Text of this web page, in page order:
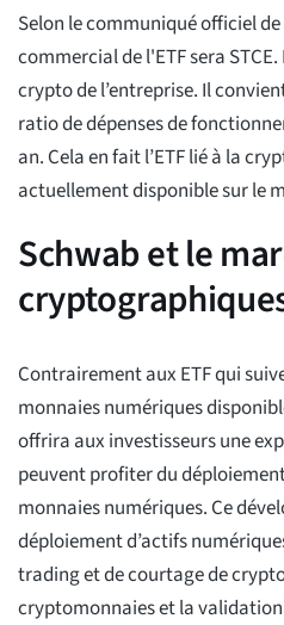
Selon le communiqué officiel
commercial de l'ETF sera
crypto de l’entreprise. Il
ratio de dépenses de
an. Cela en fait l’ETF lié à la
actuellement disponible sur le
Schwab et le
Contrairement aux ETF qui
monnaies numériques
offrira aux investisseurs une
peuvent profiter du
monnaies numériques. Ce
déploiement d’actifs
trading et de courtage de
cryptomonnaies et la